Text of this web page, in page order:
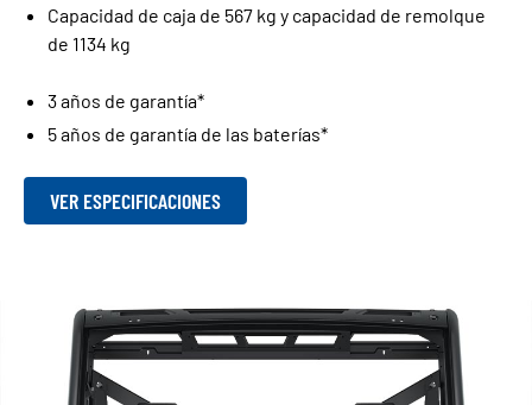
Capacidad de caja de 567 kg y capacidad de remolque
de 1134 kg
3 años de garantía*
5 años de garantía de las baterías*
VER ESPECIFICACIONES